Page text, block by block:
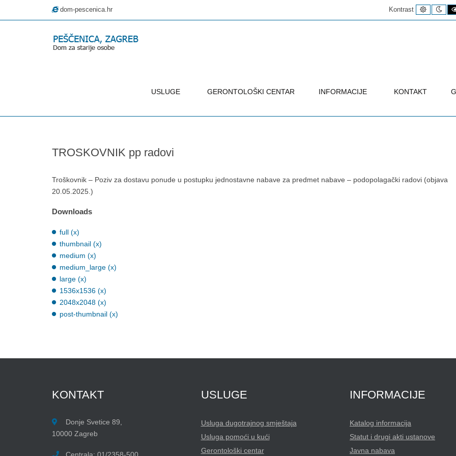
dom-pescenica.hr Kontrast
kontrast
USLUGE GERONTOLOŠKI CENTAR INFORMACIJE KONTAKT
TROSKOVNIK pp radovi
Troškovnik – Poziv za dostavu ponude u postupku jednostavne nabave za predmet nabave – podopolagački radovi (objava
20.05.2025.)
Downloads
full (x)
thumbnail (x)
medium (x)
medium_large (x)
large (x)
1536x1536 (x)
2048x2048 (x)
post-thumbnail (x)
KONTAKT
Donje Svetice 89,
10000 Zagreb
USLUGE
Usluga dugotrajnog smještaja
Usluga pomoći u kući
Gerontološki centar
INFORMACIJE
Katalog informacija
Statut i drugi akti ustanove
Javna nabava